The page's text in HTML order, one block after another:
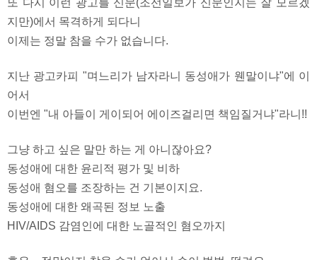
지만)에서 목격하게 되다니
이제는 정말 참을 수가 없습니다.
지난 광고카피 "며느리가 남자라니 동성애가 웬말이냐"에 이
어서
이번엔 "내 아들이 게이되어 에이즈걸리면 책임질거냐"라니!!
그냥 하고 싶은 말만 하는 게 아니잖아요?
동성애에 대한 윤리적 평가 및 비하
동성애 혐오를 조장하는 건 기본이지요.
동성애에 대한 왜곡된 정보 노출
HIV/AIDS 감염인에 대한 노골적인 혐오까지